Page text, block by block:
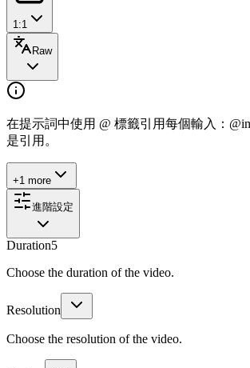
1:1
Raw
在提示詞中使用 @ 標籤引用每個輸入：
是引用。
+1 more
進階設定
Duration5
Choose the duration of the video.
Resolution
Choose the resolution of the video.